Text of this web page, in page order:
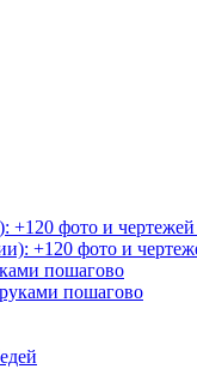
+120 фото и
пошагово